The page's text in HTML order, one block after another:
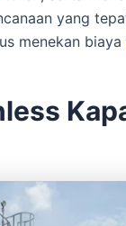
yang
menekan biaya